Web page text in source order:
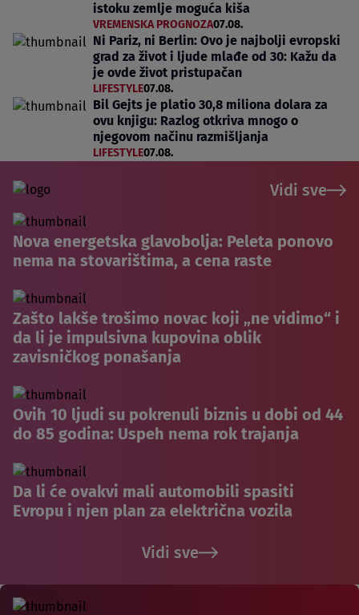
istoku zemlje moguća kiša
VREMENSKA PROGNOZA07.08.
Ni Pariz, ni Berlin: Ovo je najbolji evropski
grad za život i ljude mlađe od 30: Kažu da
je ovde život pristupačan
LIFESTYLE07.08.
Bil Gejts je platio 30,8 miliona dolara za
ovu knjigu: Razlog otkriva mnogo o
njegovom načinu razmišljanja
LIFESTYLE07.08.
Vidi sve
Nova energetska glavobolja: Peleta ponovo
nema na stovarištima, a cena raste
Zašto lakše trošimo novac koji „ne vidimo“ i
da li je impulsivna kupovina oblik
zavisničkog ponašanja
Ovih 10 ljudi su pokrenuli biznis u dobi od 44
do 85 godina: Uspeh nema rok trajanja
Da li će ovakvi mali automobili spasiti
Evropu i njen plan za električna vozila
Vidi sve